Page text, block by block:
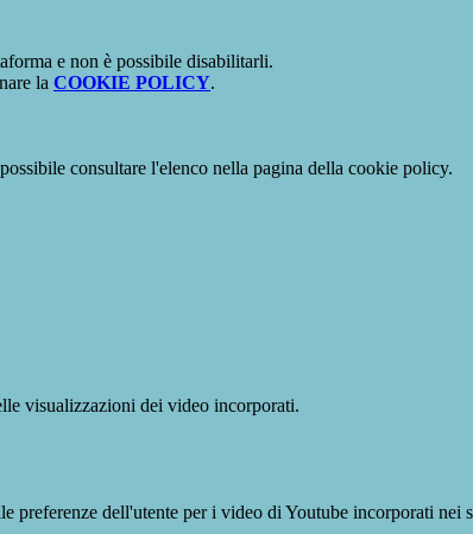
e non è possibile disabilitarli.
la COOKIE POLICY.
consultare l'elenco nella pagina della cookie policy.
visualizzazioni dei video incorporati.
preferenze dell'utente per i video di Youtube incorporati